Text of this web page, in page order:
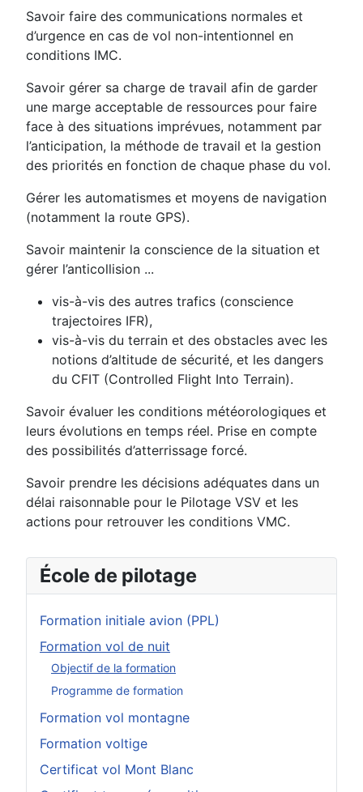
École de pilotage
Formation initiale avion (PPL)
Formation vol de nuit
Objectif de la formation
Programme de formation
Formation vol montagne
Formation voltige
Certificat vol Mont Blanc
Savoir faire des communications normales et
d’urgence en cas de vol non-intentionnel en
conditions IMC.
Savoir gérer sa charge de travail afin de garder
une marge acceptable de ressources pour faire
face à des situations imprévues, notamment par
l’anticipation, la méthode de travail et la gestion
des priorités en fonction de chaque phase du vol.
Gérer les automatismes et moyens de navigation
(notamment la route GPS).
Savoir maintenir la conscience de la situation et
gérer l’anticollision ...
vis-à-vis des autres trafics (conscience
trajectoires IFR),
vis-à-vis du terrain et des obstacles avec les
notions d’altitude de sécurité, et les dangers
du CFIT (Controlled Flight Into Terrain).
Savoir évaluer les conditions météorologiques et
leurs évolutions en temps réel. Prise en compte
des possibilités d’atterrissage forcé.
Savoir prendre les décisions adéquates dans un
délai raisonnable pour le Pilotage VSV et les
actions pour retrouver les conditions VMC.